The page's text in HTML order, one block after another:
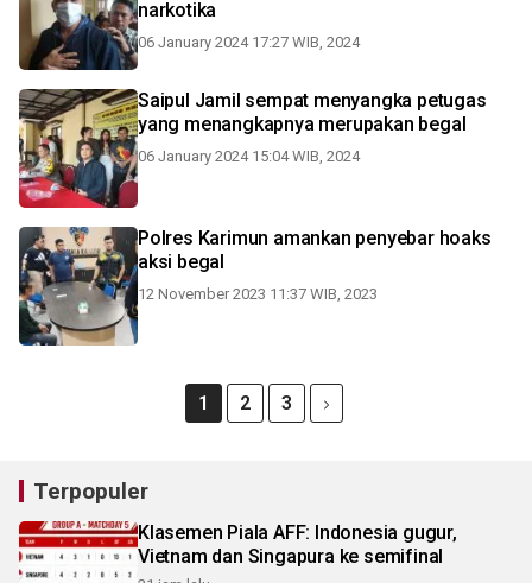
narkotika
06 January 2024 17:27 WIB, 2024
Saipul Jamil sempat menyangka petugas
yang menangkapnya merupakan begal
06 January 2024 15:04 WIB, 2024
Polres Karimun amankan penyebar hoaks
aksi begal
12 November 2023 11:37 WIB, 2023
1 2 3
Terpopuler
Klasemen Piala AFF: Indonesia gugur,
Vietnam dan Singapura ke semifinal